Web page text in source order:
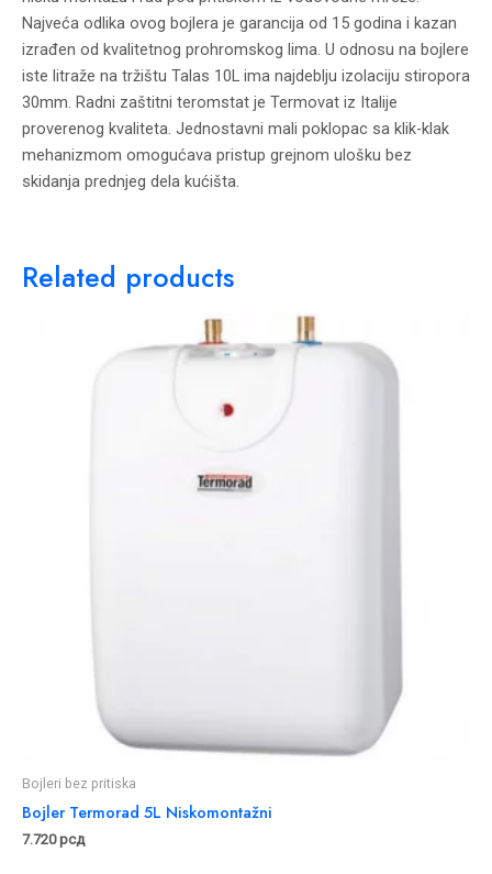
Najveća odlika ovog bojlera je garancija od 15 godina i kazan
izrađen od kvalitetnog prohromskog lima. U odnosu na bojlere
iste litraže na tržištu Talas 10L ima najdeblju izolaciju stiropora
30mm. Radni zaštitni teromstat je Termovat iz Italije
proverenog kvaliteta. Jednostavni mali poklopac sa klik-klak
mehanizmom omogućava pristup grejnom ulošku bez
skidanja prednjeg dela kućišta.
Related products
Bojleri bez pritiska
Bojler Termorad 5L Niskomontažni
7.720рсд